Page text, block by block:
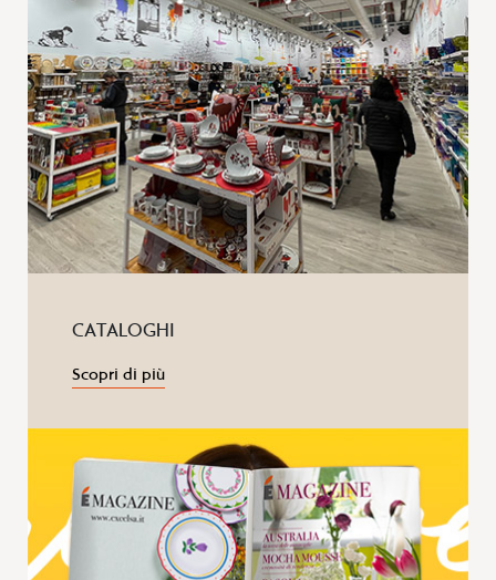
CATALOGHI
Scopri di più